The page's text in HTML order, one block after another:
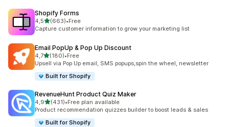
Shopify Forms
4,5z 5 hvězd
(663)
Celkový počet recenzí: 663
•Free
Capture customer information to grow your marketing list
Email PopUp & Pop Up Discount
4,7z 5 hvězd
(180)
Celkový počet recenzí: 180
•Free
Upsell via Pop Up email, SMS popups,spin the wheel, newsletter
Built for Shopify
RevenueHunt Product Quiz Maker
4,9z 5 hvězd
(431)
Celkový počet recenzí: 431
•Free plan available
Product recommendation quizzes builder to boost leads & sales
Built for Shopify